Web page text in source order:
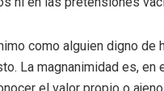
como alguien digno de
La magnanimidad es,